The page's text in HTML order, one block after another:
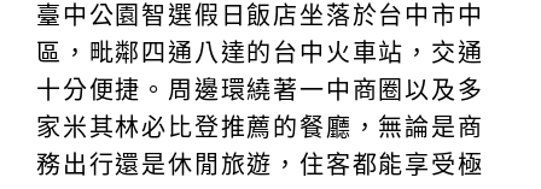
【臺中公園智選假日飯店(洲際酒店
集團旗下 Holiday Inn Express